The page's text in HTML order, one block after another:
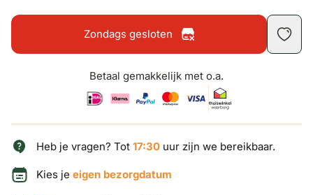
Zondags gesloten
Betaal gemakkelijk met o.a.
Heb je vragen? Tot 17:30 uur zijn we bereikbaar.
Kies je eigen bezorgdatum